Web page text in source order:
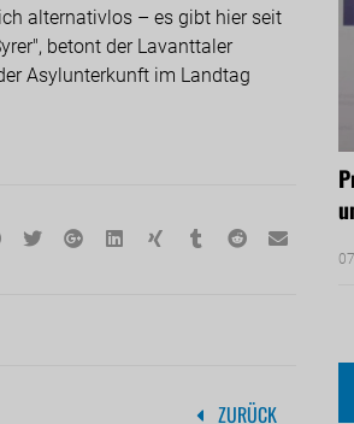
alternativlos – es gibt hier seit
betont der Lavanttaler
Asylunterkunft im Landtag
ZURÜCK